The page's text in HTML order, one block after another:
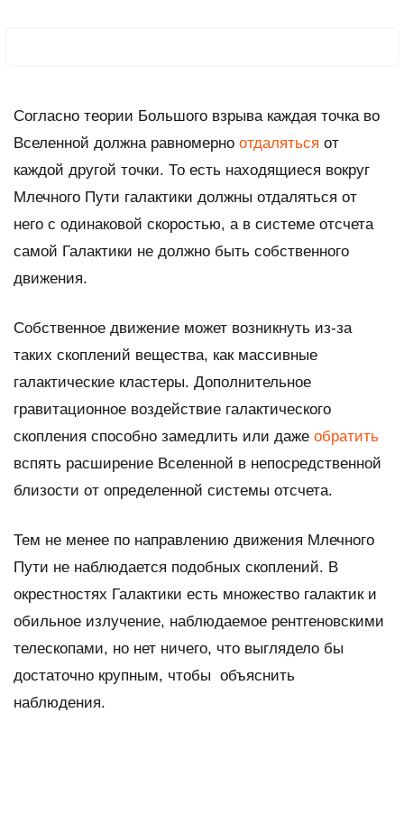
Согласно теории Большого взрыва каждая точка во
Вселенной должна равномерно отдаляться от
каждой другой точки. То есть находящиеся вокруг
Млечного Пути галактики должны отдаляться от
него с одинаковой скоростью, а в системе отсчета
самой Галактики не должно быть собственного
движения.
Собственное движение может возникнуть из-за
таких скоплений вещества, как массивные
галактические кластеры. Дополнительное
гравитационное воздействие галактического
скопления способно замедлить или даже обратить
вспять расширение Вселенной в непосредственной
близости от определенной системы отсчета.
Тем не менее по направлению движения Млечного
Пути не наблюдается подобных скоплений. В
окрестностях Галактики есть множество галактик и
обильное излучение, наблюдаемое рентгеновскими
телескопами, но нет ничего, что выглядело бы
достаточно крупным, чтобы объяснить
наблюдения.